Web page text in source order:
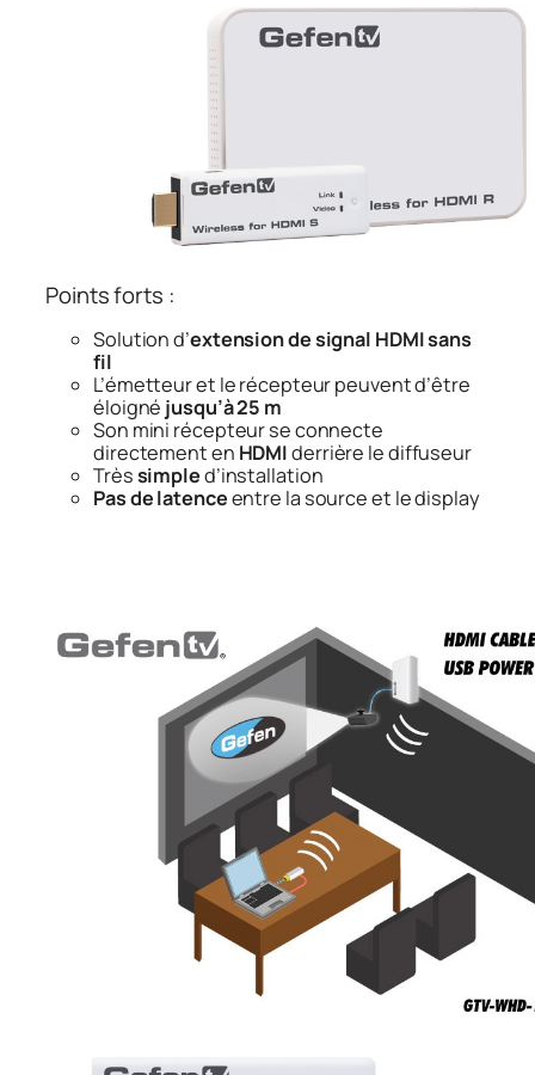
Points forts :
Solution d’extension de signal HDMI sans
fil
L’émetteur et le récepteur peuvent d’être
éloigné jusqu’à 25 m
Son mini récepteur se connecte
directement en HDMIderrière le diffuseur
Trèssimpled’installation
Pas de latenceentre la source et le display